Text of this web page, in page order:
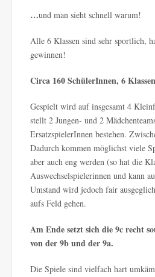
…und man sieht schnell warum!
Alle 6 Klassen sind sehr sportlich,
gewinnen!
Circa 160 SchülerInnen, 6
Gespielt wird auf insgesamt 4
stellt 2 Jungen- und 2
ErsatzspielerInnen bestehen.
Dadurch kommen möglichst viele
aber auch eng werden (so hat die
Auswechselspielerinnen und kann
Umstand wird jedoch fair
aufs Feld gehen.
Am Ende setzt sich die 9c recht
von der 9b und der 9a.
Die Spiele sind vielfach hart